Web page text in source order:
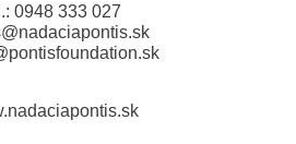
0948 333 027